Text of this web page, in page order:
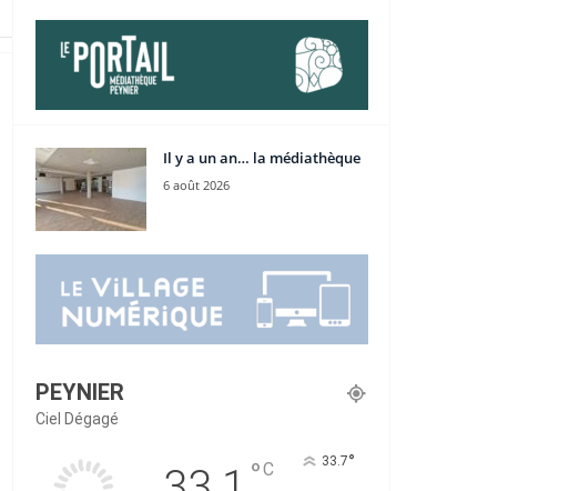
Il y a un an… la médiathèque
6 août 2026
PEYNIER
Ciel Dégagé
°C 33.7°